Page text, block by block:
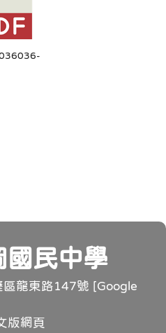
國民中學
龍東路147號 [Google
版網頁